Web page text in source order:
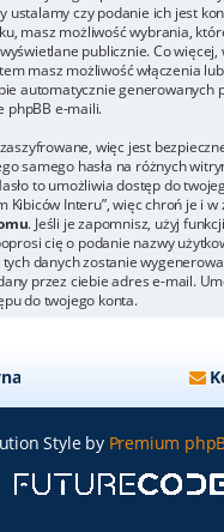
ustalamy czy podanie ich jest
masz możliwość wybrania,
publicznie. Co więcej,
masz możliwość włączenia
automatycznie generowanych
phpBB e-maili.
więc jest
samego hasła na różnych
to umożliwia dostęp do
Kibiców Interu”, więc chroń je i
. Jeśli je zapomnisz, użyj
cię o podanie nazwy
danych zostanie
przez ciebie adres e-mail.
do twojego konta.
Style by Premium